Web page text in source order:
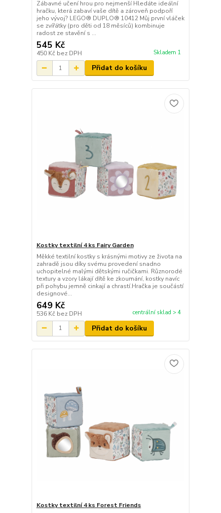
Zábavné učení hrou pro nejmenší Hledáte ideální
hračku, která zabaví vaše dítě a zároveň podpoří
jeho vývoj? LEGO® DUPLO® 10412 Můj první vláček
se zvířátky (pro děti od 18 měsíců) kombinuje
radost ze stavění s ...
545 Kč
450 Kč bez DPH Skladem 1
Přidat do košíku
Kostky textilní 4 ks Fairy Garden
Měkké textilní kostky s krásnými motivy ze života na
zahradě jsou díky svému provedení snadno
uchopitelné malými dětskými ručičkami. Různorodé
textury a vzory lákají dítě ke zkoumání, kostky navíc
při pohybu jemně cinkají a chrastí.Hračka je součástí
designové...
649 Kč
536 Kč bez DPH centrální sklad > 4
Přidat do košíku
Kostky textilní 4 ks Forest Friends